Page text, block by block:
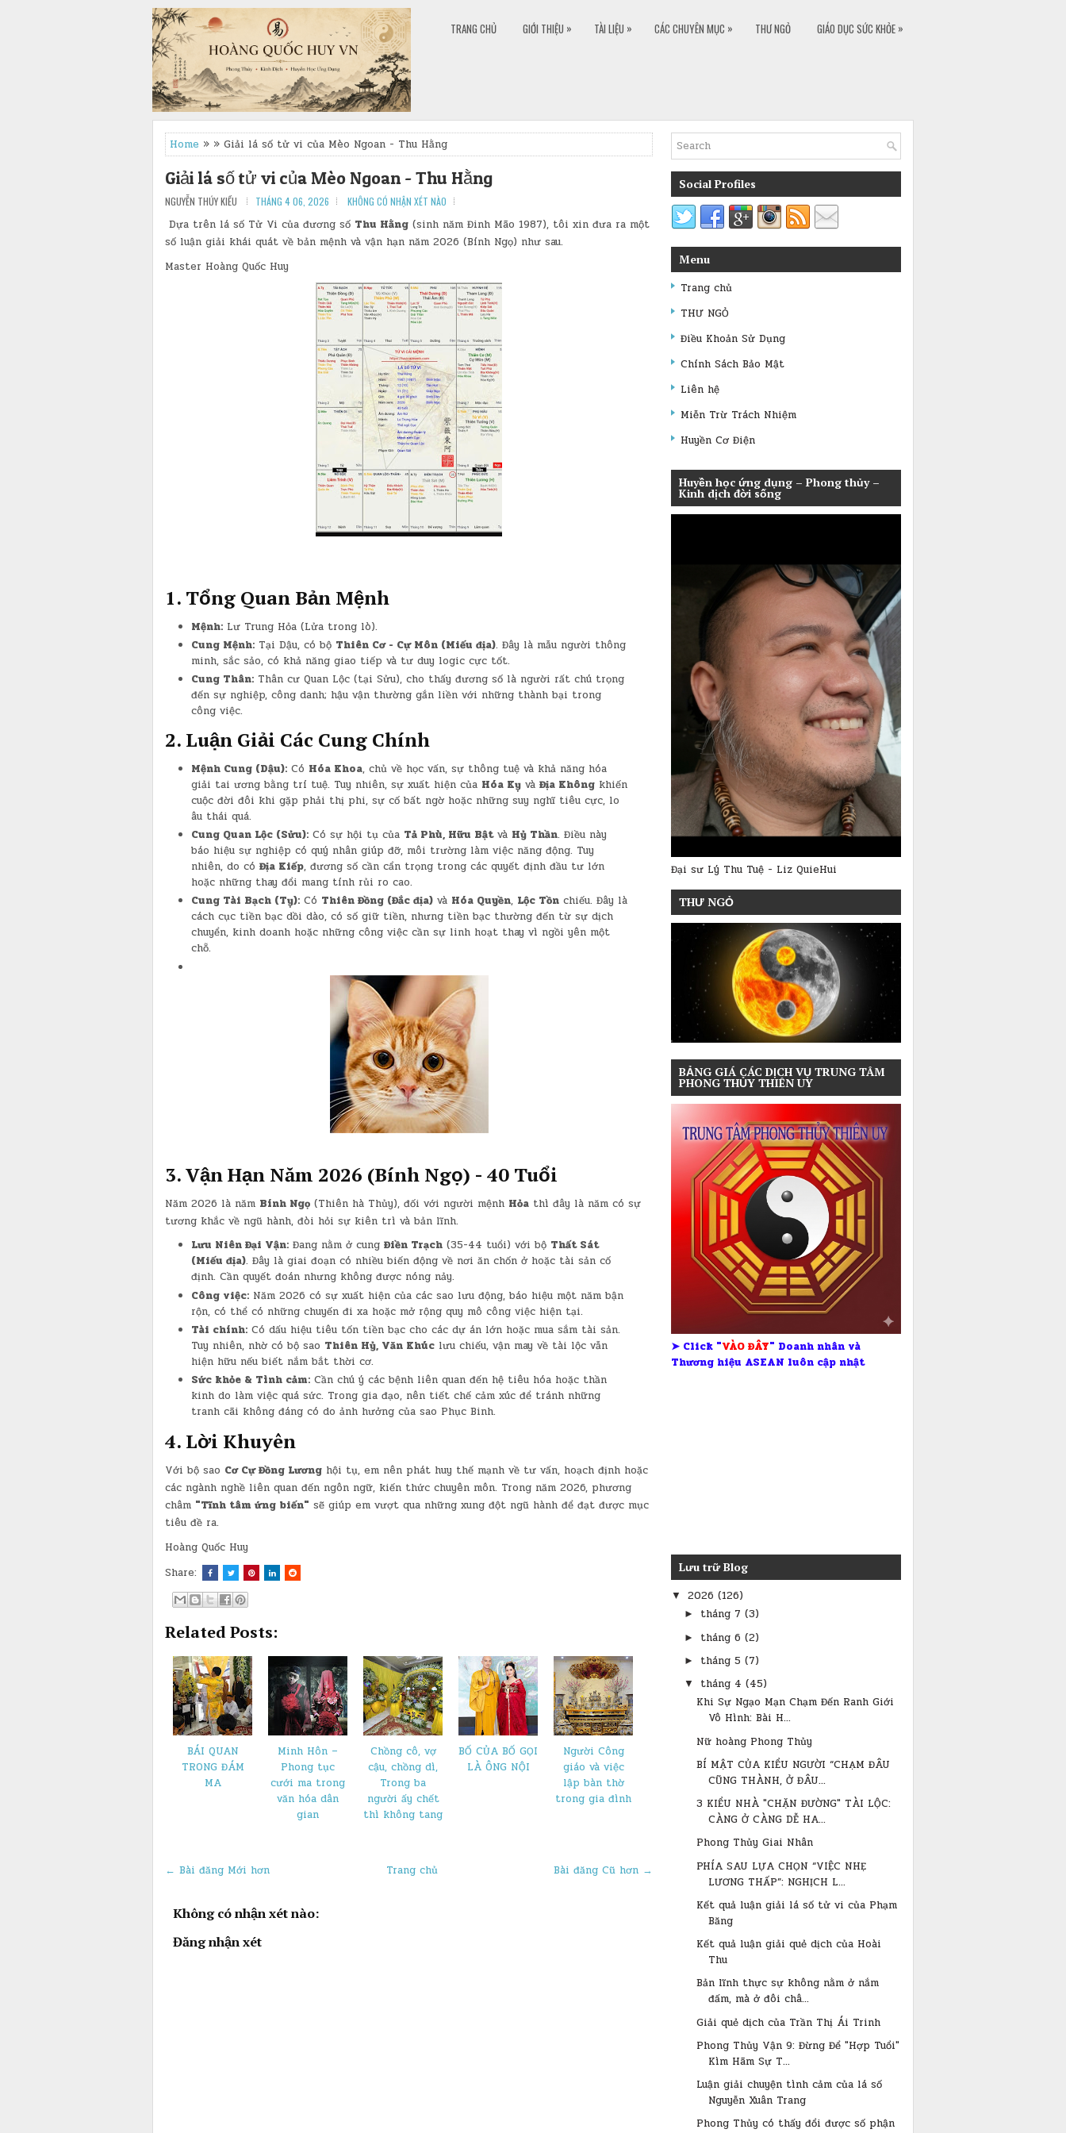
TRANG CHỦ GIỚI THIỆU » TÀI LIỆU » CÁC CHUYÊN MỤC » THƯ NGỎ GIÁO DỤC SỨC KHỎE »
Home » » Giải lá số tử vi của Mèo Ngoan - Thu Hằng
Giải lá số tử vi của Mèo Ngoan - Thu Hằng
NGUYỄN THÚY KIỀU THÁNG 4 06, 2026 KHÔNG CÓ NHẬN XÉT NÀO
Dựa trên lá số Tử Vi của đương số Thu Hằng (sinh năm Đinh Mão 1987), tôi xin đưa ra một
số luận giải khái quát về bản mệnh và vận hạn năm 2026 (Bính Ngọ) như sau.
Master Hoàng Quốc Huy
​1. Tổng Quan Bản Mệnh
Mệnh:Lư Trung Hỏa (Lửa trong lò).
Cung Mệnh:Tại Dậu, có bộ Thiên Cơ - Cự Môn (Miếu địa). Đây là mẫu người thông
minh, sắc sảo, có khả năng giao tiếp và tư duy logic cực tốt.
Cung Thân:Thân cư Quan Lộc (tại Sửu), cho thấy đương số là người rất chú trọng
đến sự nghiệp, công danh; hậu vận thường gắn liền với những thành bại trong
công việc.
​2. Luận Giải Các Cung Chính
Mệnh Cung (Dậu):Có Hóa Khoa, chủ về học vấn, sự thông tuệ và khả năng hóa
giải tai ương bằng trí tuệ. Tuy nhiên, sự xuất hiện của Hóa Kỵvà Địa Khôngkhiến
cuộc đời đôi khi gặp phải thị phi, sự cố bất ngờ hoặc những suy nghĩ tiêu cực, lo
âu thái quá.
Cung Quan Lộc (Sửu):Có sự hội tụ của Tả Phù, Hữu Bậtvà Hỷ Thần. Điều này
báo hiệu sự nghiệp có quý nhân giúp đỡ, môi trường làm việc năng động. Tuy
nhiên, do có Địa Kiếp, đương số cần cẩn trọng trong các quyết định đầu tư lớn
hoặc những thay đổi mang tính rủi ro cao.
Cung Tài Bạch (Tỵ):Có Thiên Đồng (Đắc địa)và Hóa Quyền, Lộc Tồnchiếu. Đây là
cách cục tiền bạc dồi dào, có số giữ tiền, nhưng tiền bạc thường đến từ sự dịch
chuyển, kinh doanh hoặc những công việc cần sự linh hoạt thay vì ngồi yên một
chỗ.
​3. Vận Hạn Năm 2026 (Bính Ngọ) - 40 Tuổi
​Năm 2026 là năm Bính Ngọ (Thiên hà Thủy), đối với người mệnh Hỏa thì đây là năm có sự
tương khắc về ngũ hành, đòi hỏi sự kiên trì và bản lĩnh.
Lưu Niên Đại Vận:Đang nằm ở cung Điền Trạch(35-44 tuổi) với bộ Thất Sát
(Miếu địa). Đây là giai đoạn có nhiều biến động về nơi ăn chốn ở hoặc tài sản cố
định. Cần quyết đoán nhưng không được nóng nảy.
Công việc:Năm 2026 có sự xuất hiện của các sao lưu động, báo hiệu một năm bận
rộn, có thể có những chuyến đi xa hoặc mở rộng quy mô công việc hiện tại.
Tài chính:Có dấu hiệu tiêu tốn tiền bạc cho các dự án lớn hoặc mua sắm tài sản.
Tuy nhiên, nhờ có bộ sao Thiên Hỷ, Văn Khúclưu chiếu, vận may về tài lộc vẫn
hiện hữu nếu biết nắm bắt thời cơ.
Sức khỏe & Tình cảm:Cần chú ý các bệnh liên quan đến hệ tiêu hóa hoặc thần
kinh do làm việc quá sức. Trong gia đạo, nên tiết chế cảm xúc để tránh những
tranh cãi không đáng có do ảnh hưởng của sao Phục Binh.
​4. Lời Khuyên
​Với bộ sao Cơ Cự Đồng Lương hội tụ, em nên phát huy thế mạnh về tư vấn, hoạch định hoặc
các ngành nghề liên quan đến ngôn ngữ, kiến thức chuyên môn. Trong năm 2026, phương
châm "Tĩnh tâm ứng biến" sẽ giúp em vượt qua những xung đột ngũ hành để đạt được mục
tiêu đề ra.
Hoàng Quốc Huy
Share:
Related Posts:
BÁI QUAN
TRONG ĐÁM
MA
Minh Hôn –
Phong tục
cưới ma trong
văn hóa dân
gian
Chồng cô, vợ
cậu, chồng dì,
Trong ba
người ấy chết
thì không tang
BỐ CỦA BỐ GỌI
LÀ ÔNG NỘI
Người Công
giáo và việc
lập bàn thờ
trong gia đình
← Bài đăng Mới hơn Bài đăng Cũ hơn →
Trang chủ
Không có nhận xét nào:
Đăng nhận xét
Social Profiles
Menu
Trang chủ
THƯ NGỎ
Điều Khoản Sử Dụng
Chính Sách Bảo Mật
Liên hệ
Miễn Trừ Trách Nhiệm
Huyền Cơ Điện
Huyền học ứng dụng – Phong thủy –
Kinh dịch đời sống
Đại sư Lý Thu Tuệ - Liz QuieHui
THƯ NGỎ
BẢNG GIÁ CÁC DỊCH VỤ TRUNG TÂM
PHONG THỦY THIÊN UY
➤ Click "VÀO ĐÂY" Doanh nhân và
Thương hiệu ASEAN luôn cập nhật
Lưu trữ Blog
▼ 2026 (126)
► tháng 7 (3)
► tháng 6 (2)
► tháng 5 (7)
▼ tháng 4 (45)
​Khi Sự Ngạo Mạn Chạm Đến Ranh Giới
Vô Hình: Bài H...
Nữ hoàng Phong Thủy
​BÍ MẬT CỦA KIỂU NGƯỜI “CHẠM ĐÂU
CŨNG THÀNH, Ở ĐÂU...
3 KIỂU NHÀ "CHẶN ĐƯỜNG" TÀI LỘC:
CÀNG Ở CÀNG DỄ HA...
Phong Thủy Giai Nhân
​PHÍA SAU LỰA CHỌN “VIỆC NHẸ
LƯƠNG THẤP”: NGHỊCH L...
Kết quả luận giải lá số tử vi của Phạm
Băng
Kết quả luận giải quẻ dịch của Hoài
Thu
Bản lĩnh thực sự không nằm ở nắm
đấm, mà ở đôi châ...
Giải quẻ dịch của Trần Thị Ái Trinh
​Phong Thủy Vận 9: Đừng Để "Hợp Tuổi"
Kìm Hãm Sự T...
Luận giải chuyện tình cảm của lá số
Nguyễn Xuân Trang
Phong Thủy có thấy đổi được số phận